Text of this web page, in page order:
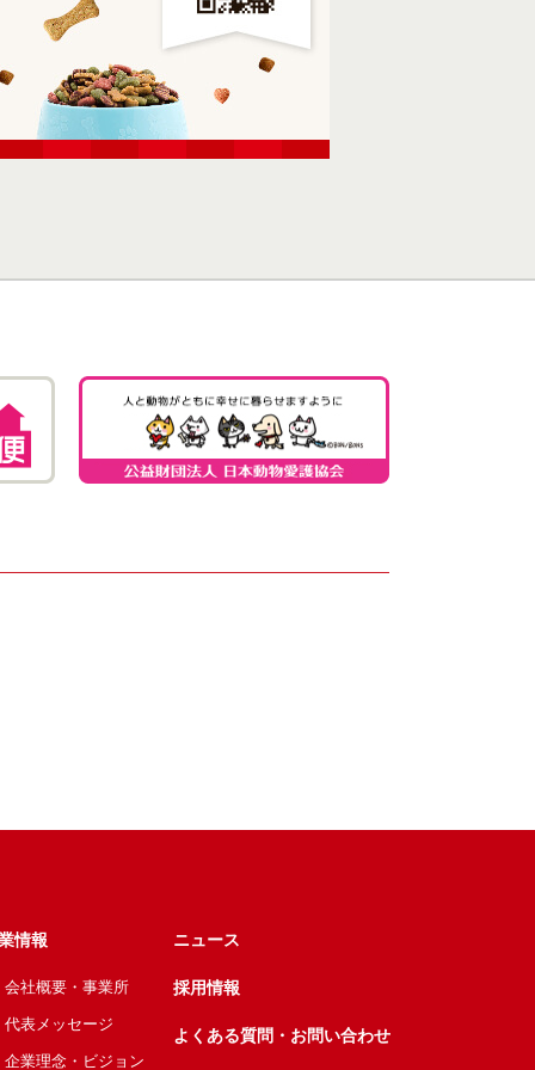
情報
会社概要・事業所
代表メッセージ
企業理念・ビジョン
ニュース
採用情報
よくある質問・お問い合わせ